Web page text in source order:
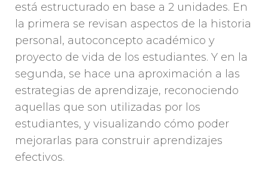
está estructurado en base a 2 unidades. En
la primera se revisan aspectos de la historia
personal, autoconcepto académico y
proyecto de vida de los estudiantes. Y en la
segunda, se hace una aproximación a las
estrategias de aprendizaje, reconociendo
aquellas que son utilizadas por los
estudiantes, y visualizando cómo poder
mejorarlas para construir aprendizajes
efectivos.